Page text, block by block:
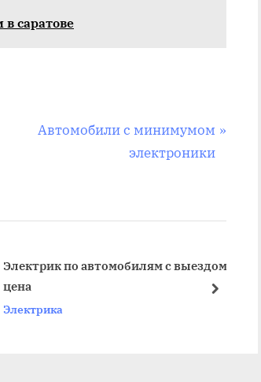
саратове
N
P
s
:
Автомобили с минимумом
электроники
Электрик по автомобилям с выездом
цена
Электрика
next